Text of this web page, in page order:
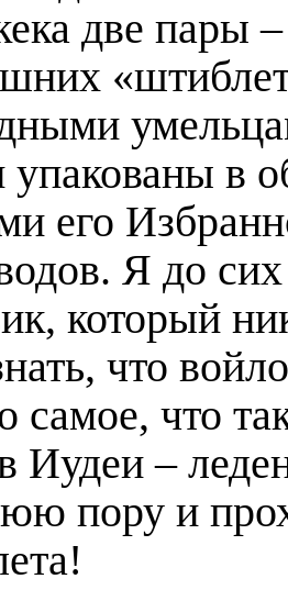
две пары
в
его
Я до
который
что
самое, что
Иудеи –
пору и